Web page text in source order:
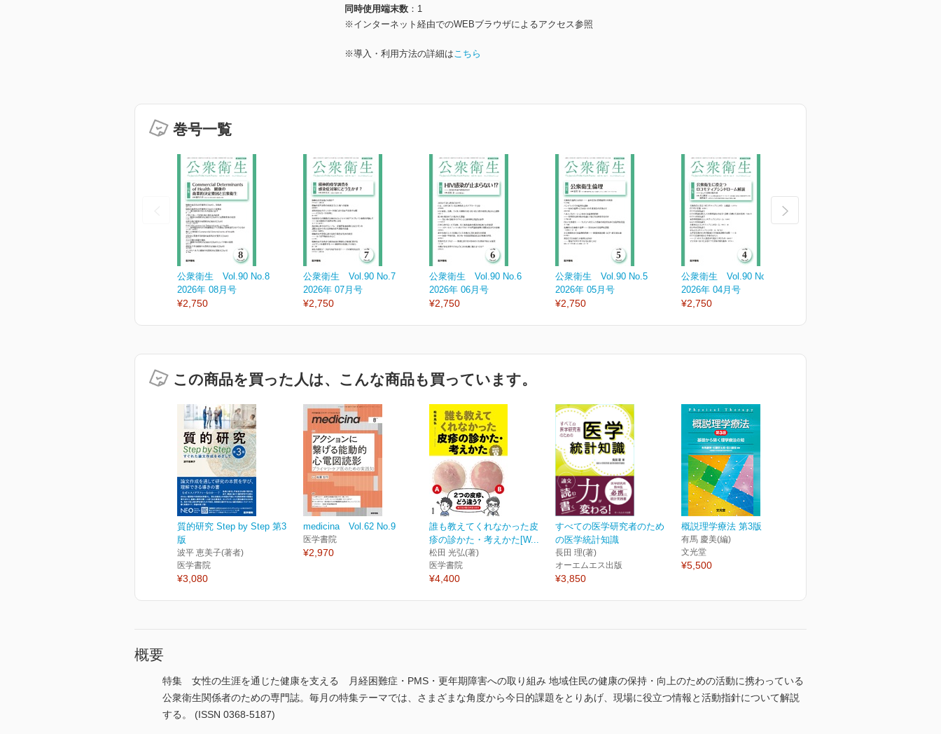
同時使用端末数
1
※インターネット経由でのWEBブラウザによるアクセス参照
※導入・利用方法の詳細はこちら
巻号一覧
公衆衛生 Vol.90 No.8
2026年 08月号
¥2,750
公衆衛生 Vol.90 No.7
2026年 07月号
¥2,750
公衆衛生 Vol.90 No.6
2026年 06月号
¥2,750
公衆衛生 Vol.90 No.5
2026年 05月号
¥2,750
公衆衛生 Vol.90 No.4
2026年 04月号
¥2,750
この商品を買った人は、こんな商品も買っています。
質的研究 Step by Step 第3
版
波平 恵美子(著者)
医学書院
¥3,080
medicina Vol.62 No.9
医学書院
¥2,970
誰も教えてくれなかった皮
疹の診かた・考えかた[W...
松田 光弘(著)
医学書院
¥4,400
すべての医学研究者のため
の医学統計知識
長田 理(著)
オーエムエス出版
¥3,850
概説理学療法 第3版
有馬 慶美(編)
文光堂
¥5,500
概要
特集 女性の生涯を通じた健康を支える 月経困難症・PMS・更年期障害への取り組み 地域住民の健康の保持・向上のための活動に携わっている
公衆衛生関係者のための専門誌。毎月の特集テーマでは、さまざまな角度から今日的課題をとりあげ、現場に役立つ情報と活動指針について解説
する。 (ISSN 0368-5187)